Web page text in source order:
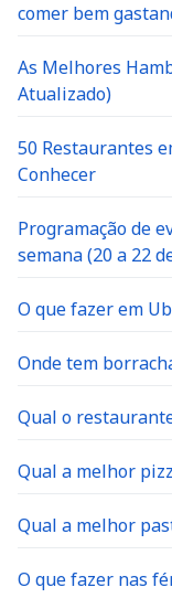
comer bem
As Melhores
Atualizado)
50 Restaurantes
Conhecer
Programação de
semana (20 a 22
O que fazer em
Onde tem
Qual o
Qual a melhor
Qual a melhor
O que fazer nas